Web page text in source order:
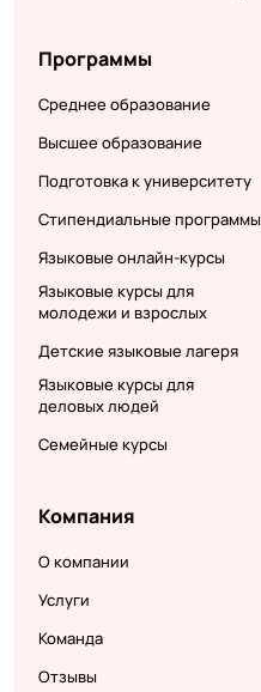
Программы
Среднее образование
Высшее образование
Подготовка к университету
Стипендиальные программы
Языковые онлайн-курсы
Языковые курсы для
молодежи и взрослых
Детские языковые лагеря
Языковые курсы для
деловых людей
Семейные курсы
Компания
О компании
Услуги
Команда
Отзывы